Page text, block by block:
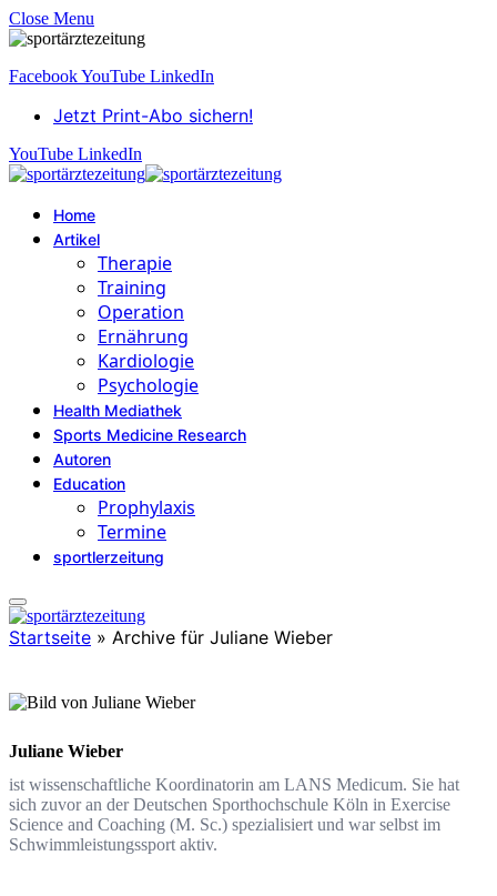
Close Menu
FacebookYouTube LinkedIn
Jetzt Print-Abo sichern!
YouTube LinkedIn
Home
Artikel
Therapie
Training
Operation
Ernährung
Kardiologie
Psychologie
Health Mediathek
Sports Medicine Research
Autoren
Education
Prophylaxis
Termine
sportlerzeitung
Startseite » Archive für Juliane Wieber
Juliane Wieber
ist wissenschaftliche Koordinatorin am LANS Medicum. Sie hat
sich zuvor an der Deutschen Sporthochschule Köln in Exercise
Science and Coaching (M. Sc.) spezialisiert und war selbst im
Schwimmleistungssport aktiv.